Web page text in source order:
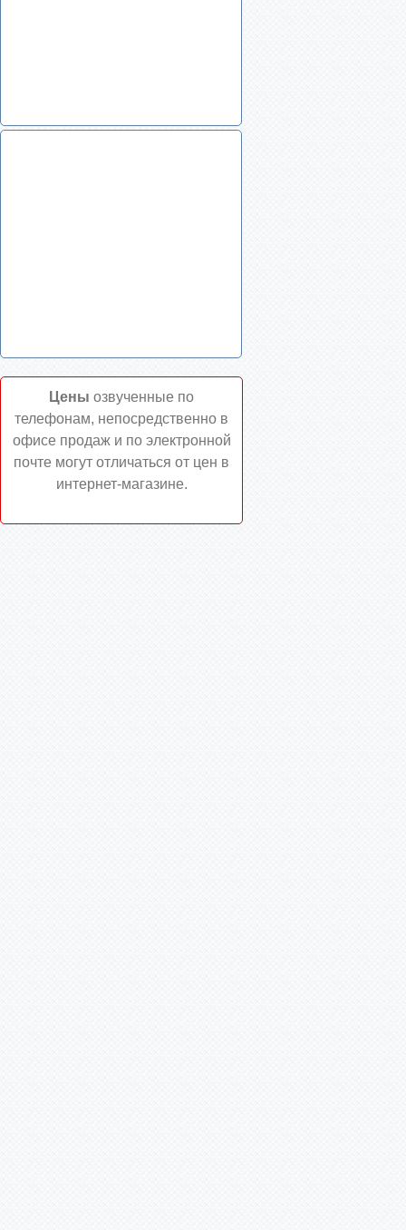
Цены озвученные по
телефонам, непосредственно в
офисе продаж и по электронной
почте могут отличаться от цен в
интернет-магазине.